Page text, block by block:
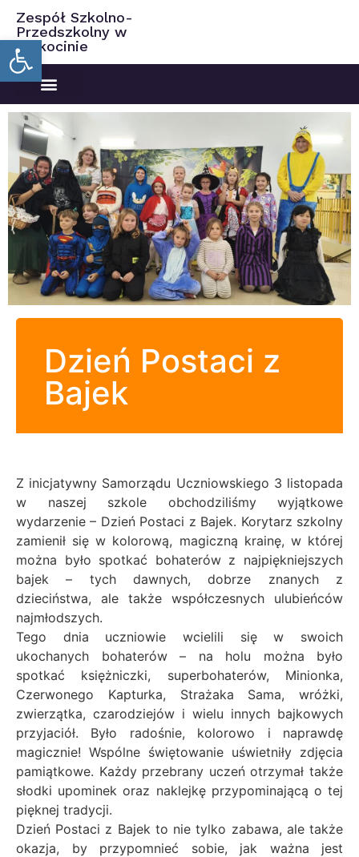
Open toolbar
Zespół Szkolno-
Przedszkolny w
Ciekocinie
Dzień Postaci z
Bajek
Z inicjatywny Samorządu Uczniowskiego 3 listopada
w naszej szkole obchodziliśmy wyjątkowe
wydarzenie – Dzień Postaci z Bajek. Korytarz szkolny
zamienił się w kolorową, magiczną krainę, w której
można było spotkać bohaterów z najpiękniejszych
bajek – tych dawnych, dobrze znanych z
dzieciństwa, ale także współczesnych ulubieńców
najmłodszych.
Tego dnia uczniowie wcielili się w swoich
ukochanych bohaterów – na holu można było
spotkać księżniczki, superbohaterów, Minionka,
Czerwonego Kapturka, Strażaka Sama, wróżki,
zwierzątka, czarodziejów i wielu innych bajkowych
przyjaciół. Było radośnie, kolorowo i naprawdę
magicznie! Wspólne świętowanie uświetniły zdjęcia
pamiątkowe. Każdy przebrany uczeń otrzymał także
słodki upominek oraz naklejkę przypominającą o tej
pięknej tradycji.
Dzień Postaci z Bajek to nie tylko zabawa, ale także
okazja, by przypomnieć sobie, jak ważna jest